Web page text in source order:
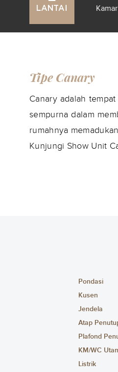
LANTAI
Tipe Canary
Canary adalah
sempurna dalam
rumahnya
Kunjungi Show Unit
Pondasi
Kusen
Jendela
Atap
Plafond
KM/WC
Listrik